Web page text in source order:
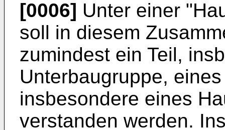
[0006] Unter einer
soll in diesem
zumindest ein Teil,
Unterbaugruppe,
insbesondere eines
verstanden werden.